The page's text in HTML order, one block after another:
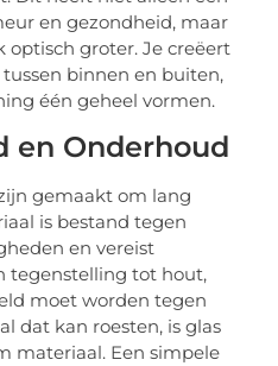
en gezondheid, maar
groter. Je creëert
binnen en buiten,
één geheel vormen.
en Onderhoud
gemaakt om lang
is bestand tegen
en vereist
tegenstelling tot hout,
moet worden tegen
dat kan roesten, is glas
materiaal. Een simpele